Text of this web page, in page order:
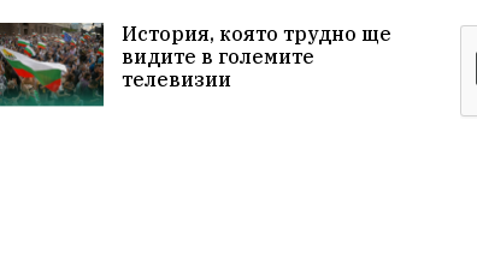
История, която трудно ще
видите в големите
телевизии